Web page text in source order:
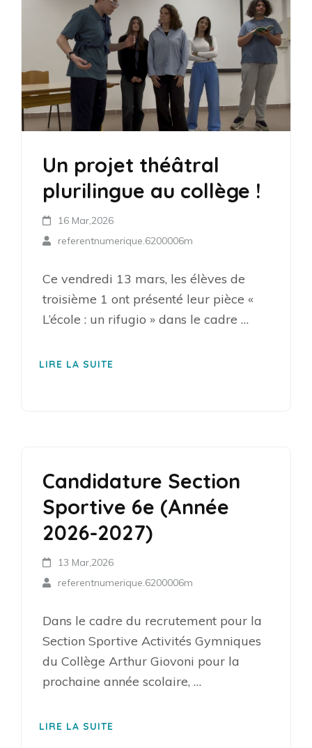
Un projet théâtral
plurilingue au collège !
16 Mar,2026
referentnumerique.6200006m
Ce vendredi 13 mars, les élèves de
troisième 1 ont présenté leur pièce «
L’école : un rifugio » dans le cadre …
LIRE LA SUITE
Candidature Section
Sportive 6e (Année
2026-2027)
13 Mar,2026
referentnumerique.6200006m
Dans le cadre du recrutement pour la
Section Sportive Activités Gymniques
du Collège Arthur Giovoni pour la
prochaine année scolaire, …
LIRE LA SUITE